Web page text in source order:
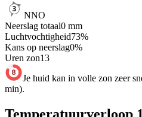
NNO
Neerslag totaal0 mm
Luchtvochtigheid73%
Kans op neerslag0%
Uren zon13
Je huid kan in volle zon zeer
min).